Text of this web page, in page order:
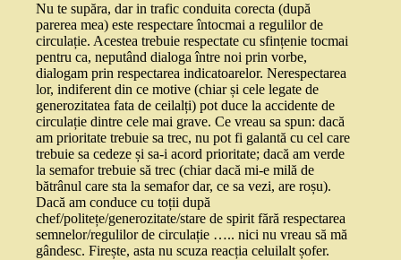
Nu te supăra, dar in trafic conduita corecta (după
parerea mea) este respectare întocmai a regulilor de
circulație. Acestea trebuie respectate cu sfințenie tocmai
pentru ca, neputând dialoga între noi prin vorbe,
dialogam prin respectarea indicatoarelor. Nerespectarea
lor, indiferent din ce motive (chiar și cele legate de
generozitatea fata de ceilalți) pot duce la accidente de
circulație dintre cele mai grave. Ce vreau sa spun: dacă
am prioritate trebuie sa trec, nu pot fi galantă cu cel care
trebuie sa cedeze și sa-i acord prioritate; dacă am verde
la semafor trebuie să trec (chiar dacă mi-e milă de
bătrânul care sta la semafor dar, ce sa vezi, are roșu).
Dacă am conduce cu toții după
chef/politețe/generozitate/stare de spirit fără respectarea
semnelor/regulilor de circulație ….. nici nu vreau să mă
gândesc. Firește, asta nu scuza reacția celuilalt șofer.